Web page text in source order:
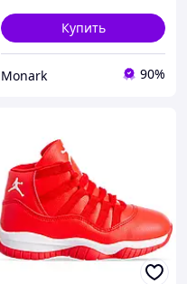
Купить
Monark 90%